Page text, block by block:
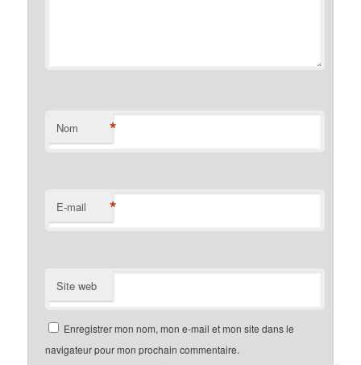
Nom *
E-mail *
Site web
Enregistrer mon nom, mon e-mail et mon site dans le
navigateur pour mon prochain commentaire.